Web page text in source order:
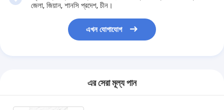
জেলা, জিয়ান, শানসি প্রদেশ, চীন।
এখন যোগাযোগ
এর সেরা মূল্য পান